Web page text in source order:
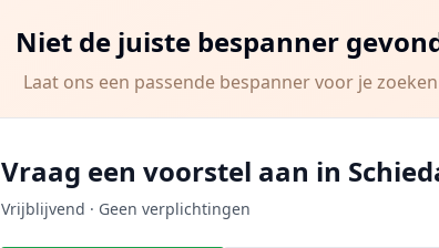
Niet de juiste bespanner
Laat ons een passende bespanner voor je
Vraag een voorstel aan in
Vrijblijvend · Geen verplichtingen